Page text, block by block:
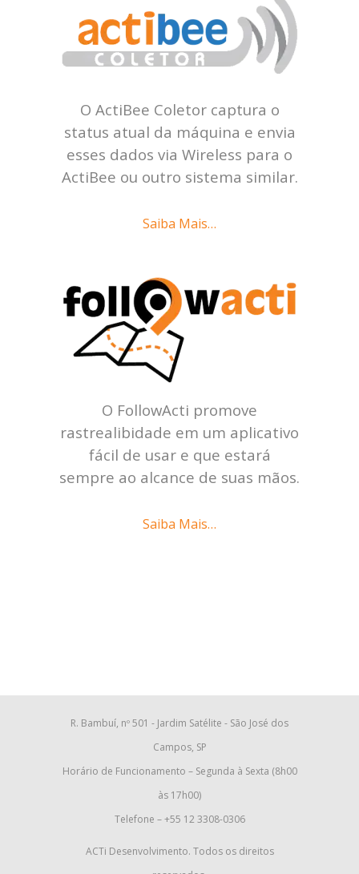
O ActiBee Coletor captura o
status atual da máquina e envia
esses dados via Wireless para o
ActiBee ou outro sistema similar.
Saiba Mais…
O FollowActi promove
rastrealibidade em um aplicativo
fácil de usar e que estará
sempre ao alcance de suas mãos.
Saiba Mais…
R. Bambuí, nº 501 - Jardim Satélite - São José dos
Campos, SP
Horário de Funcionamento – Segunda à Sexta (8h00
às 17h00)
Telefone – +55 12 3308-0306
ACTi Desenvolvimento. Todos os direitos